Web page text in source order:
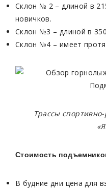
Склон № 2 – длиной в
новичков.
Склон №3 – длиной в
Склон №4 – имеет
Трассы
Стоимость
В будние дни цена для